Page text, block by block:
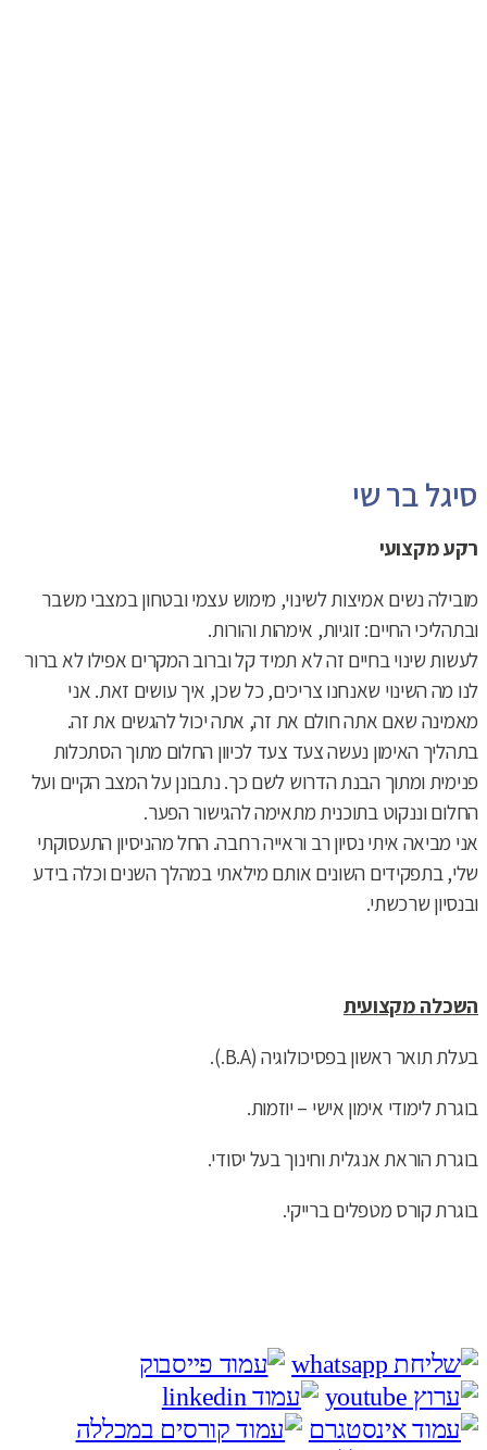
סיגל בר שי
רקע מקצועי
מובילה נשים אמיצות לשינוי, מימוש עצמי ובטחון במצבי משבר
ובתהליכי החיים: זוגיות, אימהות והורות.
לעשות שינוי בחיים זה לא תמיד קל וברוב המקרים אפילו לא ברור
לנו מה השינוי שאנחנו צריכים, כל שכן, איך עושים זאת. אני
מאמינה שאם אתה חולם את זה, אתה יכול להגשים את זה.
בתהליך האימון נעשה צעד צעד לכיוון החלום מתוך הסתכלות
פנימית ומתוך הבנת הדרוש לשם כך. נתבונן על המצב הקיים ועל
החלום וננקוט בתוכנית מתאימה להגישור הפער.
אני מביאה איתי נסיון רב וראייה רחבה. החל מהניסיון התעסוקתי
שלי, בתפקידים השונים אותם מילאתי במהלך השנים וכלה בידע
ובנסיון שרכשתי.
השכלה מקצועית
בעלת תואר ראשון בפסיכולוגיה (B.A.).
בוגרת לימודי אימון אישי – יוזמות.
בוגרת הוראת אנגלית וחינוך בעל יסודי.
בוגרת קורס מטפלים ברייקי.